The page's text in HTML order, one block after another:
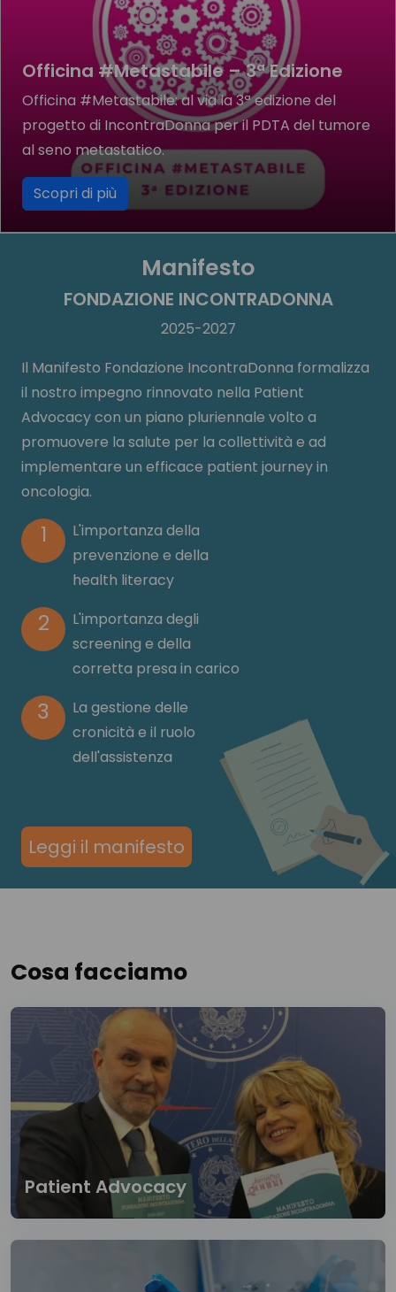
Officina #Metastabile – 3ª Edizione
Officina #Metastabile: al via la 3ª edizione del
progetto di IncontraDonna per il PDTA del tumore
al seno metastatico.
Scopri di più
Manifesto
FONDAZIONE INCONTRADONNA
2025-2027
Il Manifesto Fondazione IncontraDonna formalizza
il nostro impegno rinnovato nella Patient
Advocacy con un piano pluriennale volto a
promuovere la salute per la collettività e ad
implementare un efficace patient journey in
oncologia.
1
L'importanza della
prevenzione e della
health literacy
2
L'importanza degli
screening e della
corretta presa in carico
3
La gestione delle
cronicità e il ruolo
dell'assistenza
Leggi il manifesto
Cosa facciamo
Patient Advocacy